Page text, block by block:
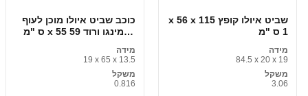
כוכב שביט איולו מוכן לעוף
פלמינגו ורוד 59 x 55 ס "מ
מידה
19 x 65 x 13.5
משקל
0.816
שביט איולו קופץ 115 x 56 x
1 ס "מ
מידה
84.5 x 20 x 19
משקל
3.06